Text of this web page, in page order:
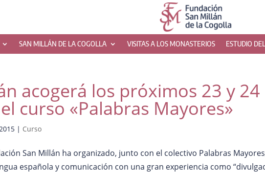
SAN MILLÁN DE LA COGOLLA VISITAS A LOS MONASTERIOS ESTUDIO
acogerá los próximos 23 y 24
curso «Palabras Mayores»
| Curso
San Millán ha organizado, junto con el colectivo Palabras
española y comunicación con una gran experiencia como